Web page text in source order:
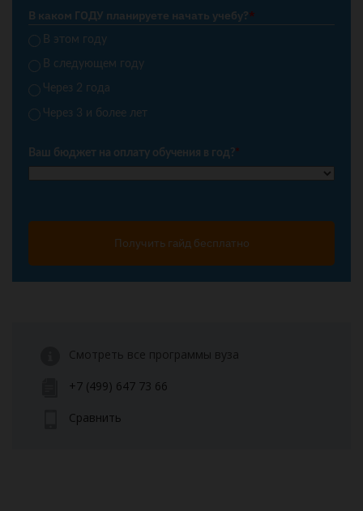
В каком ГОДУ планируете начать учебу?*
В этом году
В следующем году
Через 2 года
Через 3 и более лет
Ваш бюджет на оплату обучения в год?*
Получить гайд бесплатно
Смотреть все программы вуза
+7 (499) 647 73 66
Сравнить